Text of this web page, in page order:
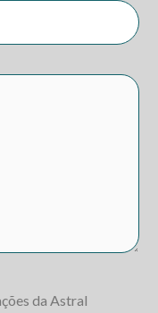
da Astral